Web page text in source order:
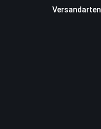
Versandarten